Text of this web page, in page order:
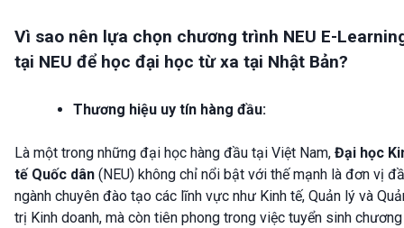
Vì sao nên lựa chọn chương trình NEU E-
tại NEU để học đại học từ xa tại Nhật Bản?
Thương hiệu uy tín hàng đầu:
Là một trong những đại học hàng đầu tại Việt Nam, Đại học
tế Quốc dân (NEU) không chỉ nổi bật với thế mạnh là đơn vị
ngành chuyên đào tạo các lĩnh vực như Kinh tế, Quản lý và
trị Kinh doanh, mà còn tiên phong trong việc tuyển sinh chương